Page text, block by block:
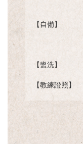
【自備】
【盥洗】
【教練證照】